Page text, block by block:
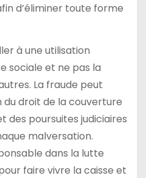
d’éliminer toute forme
à une utilisation
sociale et ne pas la
La fraude peut
du droit de la couverture
des poursuites judiciaires
malversation.
dans la lutte
faire vivre la caisse et